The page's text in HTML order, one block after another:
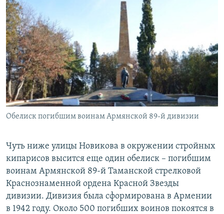
Обелиск погибшим воинам Армянской 89-й дивизии
Чуть ниже улицы Новикова в окружении стройных
кипарисов высится еще один обелиск – погибшим
воинам Армянской 89-й Таманской стрелковой
Краснознаменной ордена Красной Звезды
дивизии. Дивизия была сформирована в Армении
в 1942 году. Около 500 погибших воинов покоятся в